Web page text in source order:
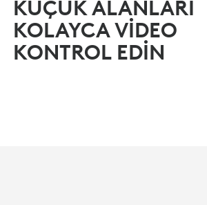
KÜÇÜK ALANLARI
KOLAYCA VİDEO
KONTROL EDİN